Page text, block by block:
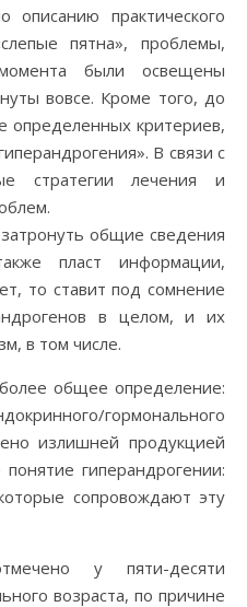
описанию практического
пятна», проблемы,
были освещены
вовсе. Кроме того, до
определенных критериев,
В связи с
стратегии лечения и
общие сведения
пласт информации,
то ставит под сомнение
в целом, и их
в том числе.
общее определение:
гормонального
излишней продукцией
гиперандрогении:
сопровождают эту
у пяти-десяти
возраста, по причине